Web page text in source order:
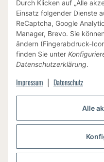
Alle
Durch Klicken auf „Alle
Einsatz folgender Dienste
ReCaptcha, Google
Manager, Brevo. Sie
ändern (Fingerabdruck-
finden Sie unter
Datenschutzerklärung.
Impressum Datenschutz
BEWUSSTE VERPACKUNG